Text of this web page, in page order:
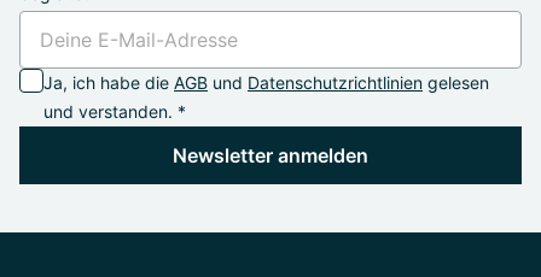
Ja, ich habe die AGB und Datenschutzrichtlinien gelesen
und verstanden. *
Newsletter anmelden